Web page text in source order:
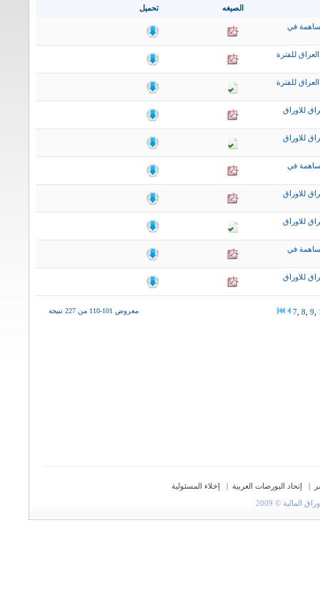
تحميل الصيغه
في
للفترة
للفترة
للاوراق
للاوراق
في
للاوراق
للاوراق
في
للاوراق
معروض 101-110 من 227 نتيجة 7 8 9
| إتحاد البورصات العربية |
إخلاء المسئولية
© 2009